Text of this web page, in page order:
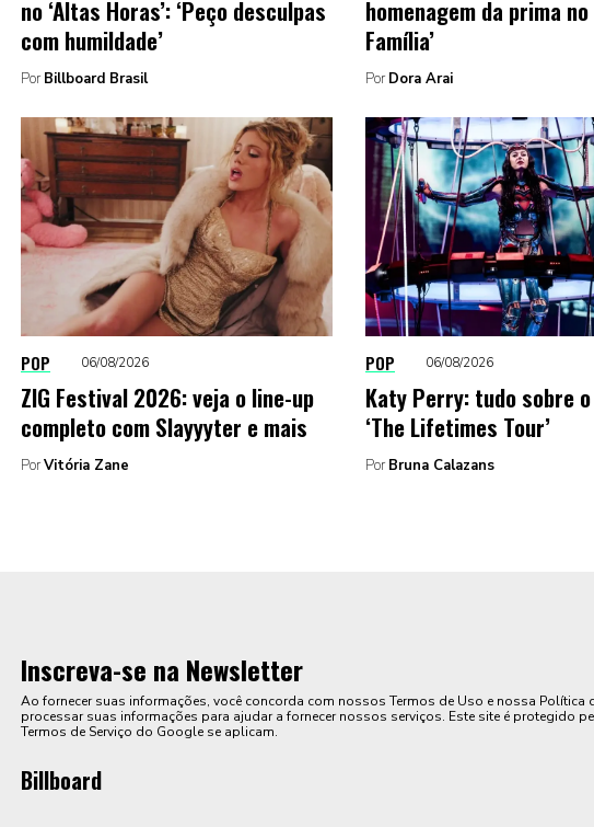
no ‘Altas Horas’: ‘Peço desculpas
com humildade’
Por Billboard Brasil
homenagem da prima no
Família’
Por Dora Arai
POP 06/08/2026
ZIG Festival 2026: veja o line-up
completo com Slayyyter e mais
PorVitória Zane
POP 06/08/2026
Katy Perry: tudo sobre
‘The Lifetimes Tour’
Por Bruna Calazans
Inscreva-se na Newsletter
Ao fornecer suas informações, você concorda com nossos Termos de Uso e nossa
processar suas informações para ajudar a fornecer nossos serviços. Este site é protegido
Termos de Serviço do Google se aplicam.
Billboard